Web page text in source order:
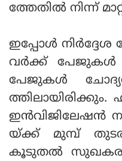
ത്തേതില്‍ നിന്ന്
ഇപ്പോള്‍
വര്‍ക്ക് പേജുകള്‍
പേജുകള്‍
ത്തിലായിരിക്കും.
ഇന്‍വിജിലേഷന്‍
യ്ക്ക് മുമ്പ്
കൂടുതല്‍